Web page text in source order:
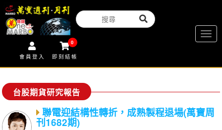
會員登入
0
即刻結帳
台股期貨研究報告
聯電迎結構性轉折，成熟製程退場(萬寶周
刊1682期)